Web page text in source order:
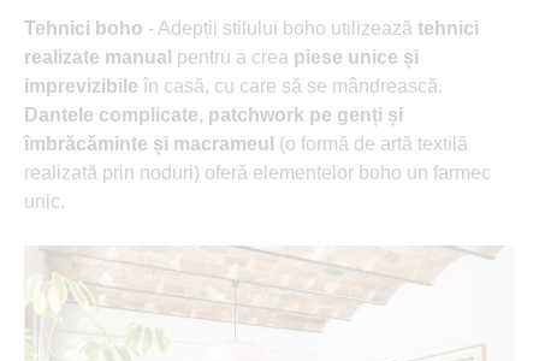
Tehnici boho - Adepții stilului boho utilizează tehnici
realizate manual pentru a crea piese unice și
imprevizibile în casă, cu care să se mândrească.
Dantele complicate, patchwork pe genți și
îmbrăcăminte și macrameul (o formă de artă textilă
realizată prin noduri) oferă elementelor boho un farmec
unic.